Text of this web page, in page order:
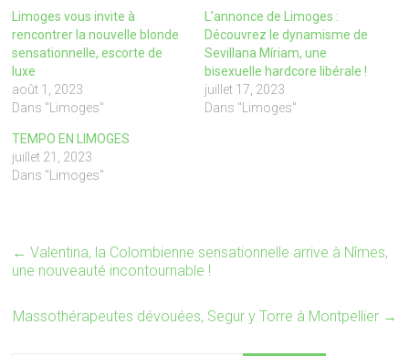
p
a
r
t
a
e
r
s
u
T
w
i
t
u
v
r
n
p
a
r
a
s
u
F
a
c
e
o
u
v
a
Limoges vous invite à
rencontrer la nouvelle blonde
sensationnelle, escorte de
luxe
août 1, 2023
Dans "Limoges"
L’annonce de Limoges :
Découvrez le dynamisme de
Sevillana Míriam, une
bisexuelle hardcore libérale !
juillet 17, 2023
Dans "Limoges"
TEMPO EN LIMOGES
juillet 21, 2023
Dans "Limoges"
← Valentina, la Colombienne sensationnelle arrive à Nîmes,
une nouveauté incontournable !
Massothérapeutes dévouées, Segur y Torre à Montpellier →